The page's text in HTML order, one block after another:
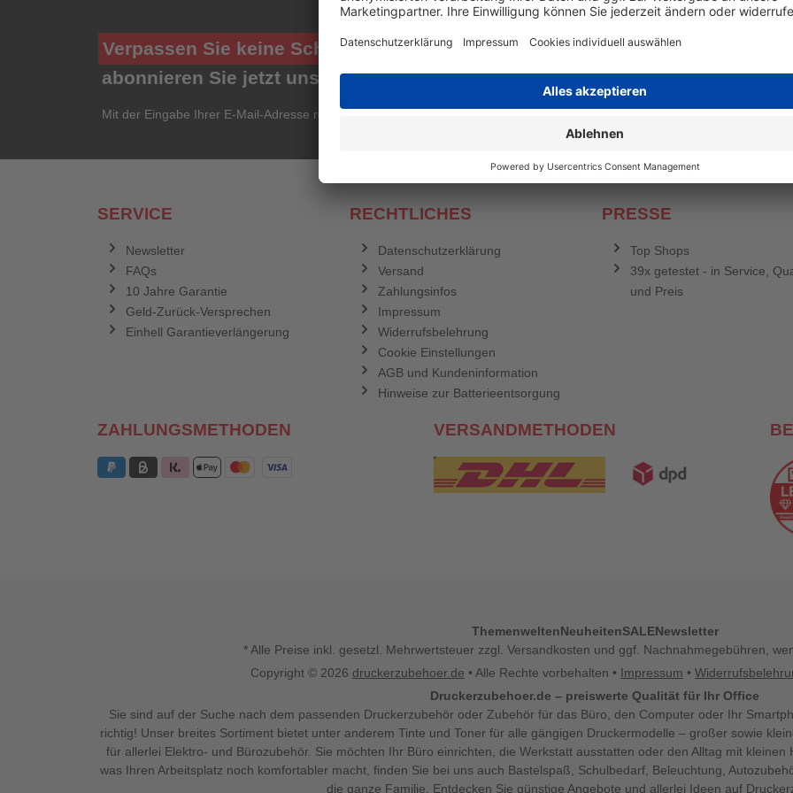
Verpassen Sie keine Schnäppchen mehr &
abonnieren Sie jetzt unseren kostenlosen Newsletter!
Mit der Eingabe Ihrer E-Mail-Adresse registrieren Sie sich für den Druckerzubehör.de-Newsletter. Weitere Informationen
SERVICE
Newsletter
FAQs
10 Jahre Garantie
Geld-Zurück-Versprechen
Einhell Garantieverlängerung
RECHTLICHES
Datenschutzerklärung
Versand
Zahlungsinfos
Impressum
Widerrufsbelehrung
Cookie Einstellungen
AGB und Kundeninformation
Hinweise zur Batterieentsorgung
PRESSE
Top Shops
39x getestet - in Service,
und Preis
ZAHLUNGSMETHODEN VERSANDMETHODEN
ThemenweltenNeuheitenSALENewsletter
* Alle Preise inkl. gesetzl. Mehrwertsteuer zzgl. Versandkosten und ggf. Nachnahmegebühren,
Copyright © 2026 druckerzubehoer.de • Alle Rechte vorbehalten • Impressum •
Druckerzubehoer.de – preiswerte Qualität für Ihr Office
Sie sind auf der Suche nach dem passenden Druckerzubehör oder Zubehör für das Büro, den Computer oder Ihr
richtig! Unser breites Sortiment bietet unter anderem Tinte und Toner für alle gängigen Druckermodelle – großer sowie
für allerlei Elektro- und Bürozubehör. Sie möchten Ihr Büro einrichten, die Werkstatt ausstatten oder den Alltag mit kleinen
was Ihren Arbeitsplatz noch komfortabler macht, finden Sie bei uns auch Bastelspaß, Schulbedarf, Beleuchtung,
die ganze Familie. Entdecken Sie günstige Angebote und allerlei Ideen auf